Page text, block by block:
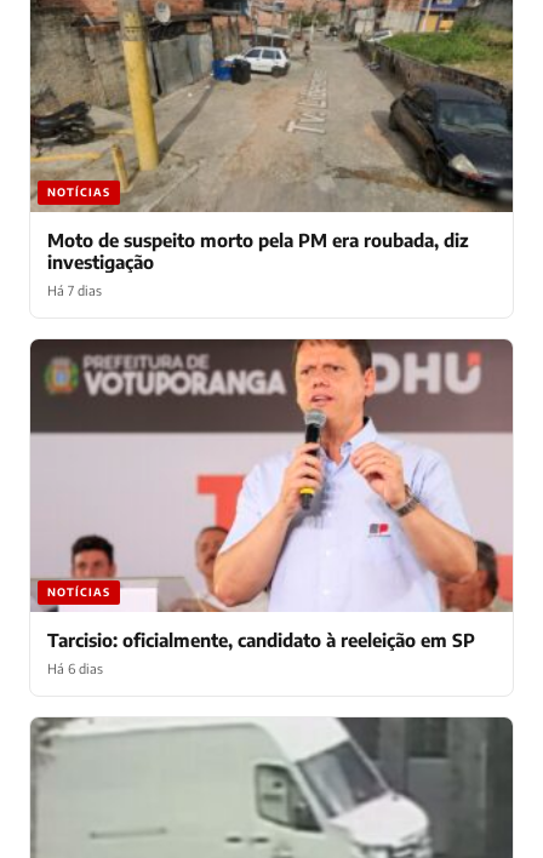
NOTÍCIAS
Moto de suspeito morto pela PM era roubada, diz
investigação
Há 7 dias
NOTÍCIAS
Tarcisio: oficialmente, candidato à reeleição em SP
Há 6 dias